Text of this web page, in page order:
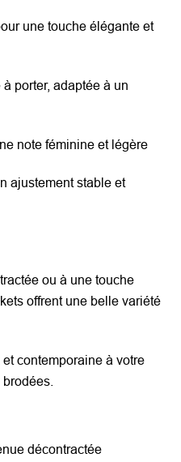
une touche élégante et
porter, adaptée à un
note féminine et légère
ajustement stable et
ou à une touche
offrent une belle variété
contemporaine à votre
décontractée